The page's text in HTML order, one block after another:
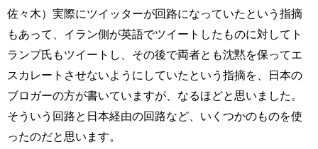
佐々木）実際にツイッターが回路になっていたという指摘
もあって、イラン側が英語でツイートしたものに対してト
ランプ氏もツイートし、その後で両者とも沈黙を保ってエ
スカレートさせないようにしていたという指摘を、日本の
ブロガーの方が書いていますが、なるほどと思いました。
そういう回路と日本経由の回路など、いくつかのものを使
ったのだと思います。